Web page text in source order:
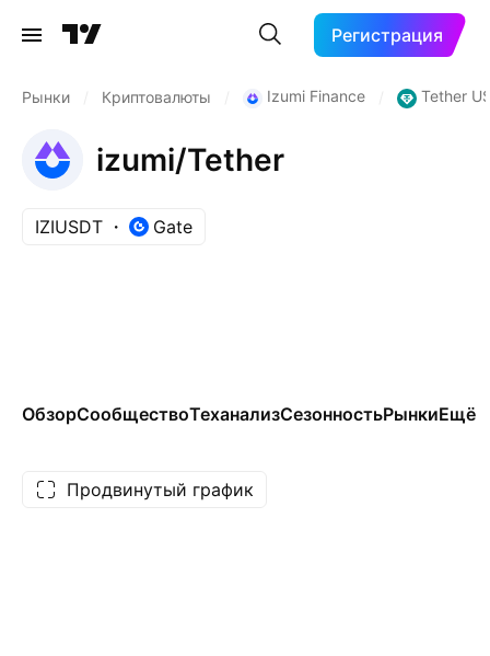
Регистрация
Рынки Криптовалюты Izumi Finance Tether
izumi/Tether
IZIUSDT Gate
ОбзорСообществоТеханализСезонностьРынкиЕщё
Продвинутый график